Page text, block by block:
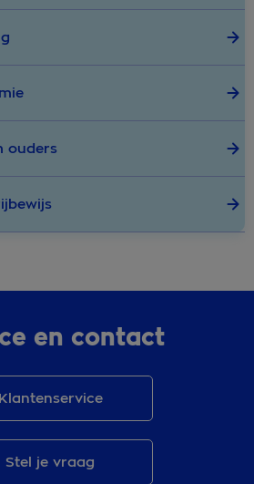
ouders
en contact
Klantenservice
Stel je vraag